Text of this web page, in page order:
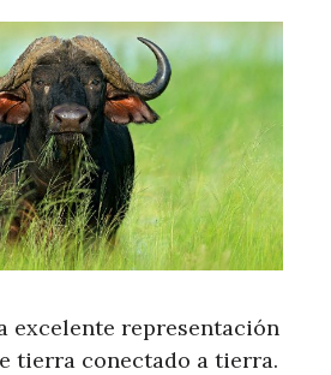
excelente representación
tierra conectado a tierra.